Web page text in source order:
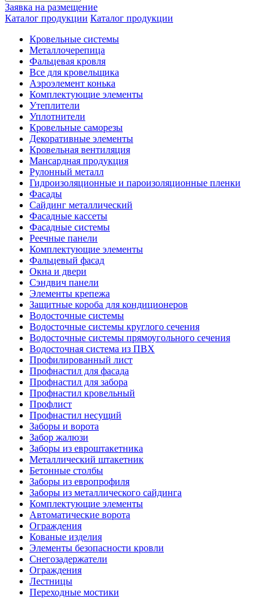
Заявка на размещение
Каталог продукции Каталог продукции
Кровельные системы
Металлочерепица
Фальцевая кровля
Все для кровельщика
Аэроэлемент конька
Комплектующие элементы
Утеплители
Уплотнители
Кровельные саморезы
Декоративные элементы
Кровельная вентиляция
Мансардная продукция
Рулонный металл
Гидроизоляционные и пароизоляционные пленки
Фасады
Сайдинг металлический
Фасадные кассеты
Фасадные системы
Реечные панели
Комплектующие элементы
Фальцевый фасад
Окна и двери
Сэндвич панели
Элементы крепежа
Защитные короба для кондиционеров
Водосточные системы
Водосточные системы круглого сечения
Водосточные системы прямоугольного сечения
Водосточная система из ПВХ
Профилированный лист
Профнастил для фасада
Профнастил для забора
Профнастил кровельный
Профлист
Профнастил несущий
Заборы и ворота
Забор жалюзи
Заборы из евроштакетника
Металлический штакетник
Бетонные столбы
Заборы из европрофиля
Заборы из металлического сайдинга
Комплектующие элементы
Автоматические ворота
Ограждения
Кованые изделия
Элементы безопасности кровли
Снегозадержатели
Ограждения
Лестницы
Переходные мостики